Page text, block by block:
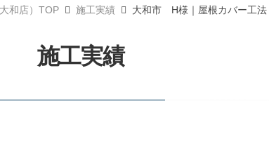
和店）TOP 施工実績 大和市 H様｜屋根カバー工法
施工実績